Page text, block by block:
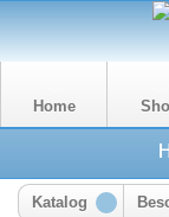
Home
Katalog